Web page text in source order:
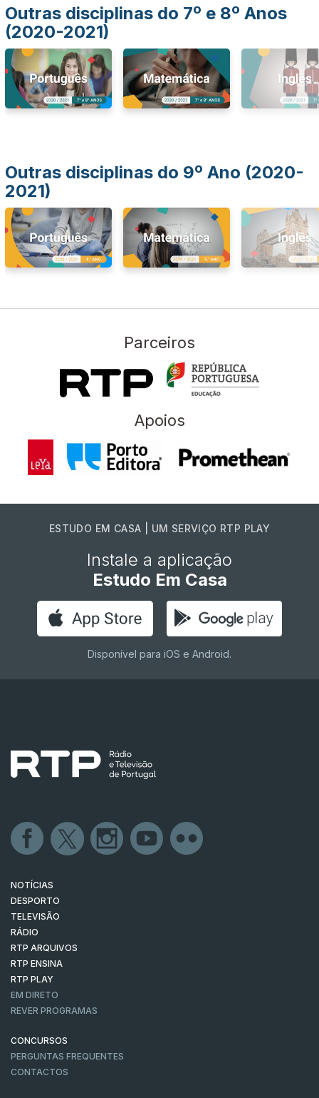
Outras disciplinas do 7º e 8º Anos
(2020-2021)
Outras disciplinas do 9º Ano (2020-
2021)
Parceiros
Apoios
ESTUDO EM CASA | UM SERVIÇO RTP PLAY
Instale a aplicação
Estudo Em Casa
Disponível para iOS e Android.
NOTÍCIAS
DESPORTO
TELEVISÃO
RÁDIO
RTP ARQUIVOS
RTP ENSINA
RTP PLAY
EM DIRETO
REVER PROGRAMAS
CONCURSOS
PERGUNTAS FREQUENTES
CONTACTOS